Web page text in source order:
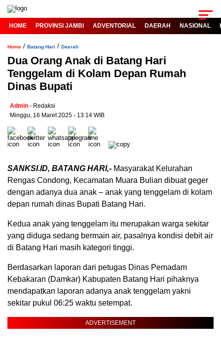
HOME PROVINSI JAMBI ADVENTORIAL DAERAH NASIONAL
Home / Batang Hari / Daerah
Dua Orang Anak di Batang Hari
Tenggelam di Kolam Depan Rumah
Dinas Bupati
Admin - Redaksi
Minggu, 16 Maret 2025 - 13:14 WIB
SANKSI.ID, BATANG HARI,- Masyarakat Kelurahan
Rengas Condong, Kecamatan Muara Bulian dibuat geger
dengan adanya dua anak – anak yang tenggelam di kolam
depan rumah dinas Bupati Batang Hari.
Kedua anak yang tenggelam itu merupakan warga sekitar
yang diduga sedang bermain air, pasalnya kondisi debit air
di Batang Hari masih kategori tinggi.
Berdasarkan laporan dari petugas Dinas Pemadam
Kebakaran (Damkar) Kabupaten Batang Hari pihaknya
mendapatkan laporan adanya anak tenggelam yakni
sekitar pukul 06:25 waktu setempat.
ADVERTISEMENT